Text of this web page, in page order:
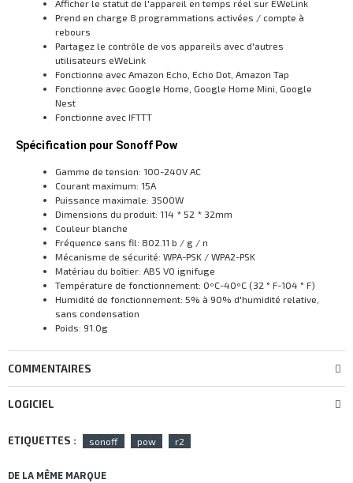
Afficher le statut de l'appareil en temps réel sur EWeLink
Prend en charge 8 programmations activées / compte à
rebours
Partagez le contrôle de vos appareils avec d'autres
utilisateurs eWeLink
Fonctionne avec Amazon Echo, Echo Dot, Amazon Tap
Fonctionne avec Google Home, Google Home Mini, Google
Nest
Fonctionne avec IFTTT
Spécification pour Sonoff Pow
Gamme de tension: 100-240V AC
Courant maximum: 15A
Puissance maximale: 3500W
Dimensions du produit: 114 * 52 * 32mm
Couleur blanche
Fréquence sans fil: 802.11 b / g / n
Mécanisme de sécurité: WPA-PSK / WPA2-PSK
Matériau du boîtier: ABS V0 ignifuge
Température de fonctionnement: 0ºC-40ºC (32 ° F-104 ° F)
Humidité de fonctionnement: 5% à 90% d'humidité relative,
sans condensation
Poids: 91.0g
COMMENTAIRES
LOGICIEL
ETIQUETTES : sonoff pow r2
DE LA MÊME MARQUE